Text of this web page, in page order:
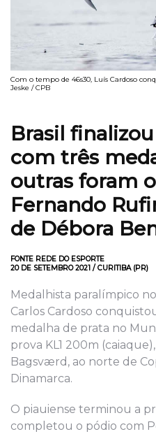
Com o tempo de 46s30, Luís Cardoso
Jeske / CPB
Brasil
com três
outras foram
Fernando
de Débora
FONTE REDE DO ESPORTE
20 DE SETEMBRO 2021 / CURITIBA (PR)
Medalhista paralímpico
Carlos Cardoso
medalha de prata no
prova KL1 200m
Bagsværd, ao norte de
Dinamarca.
O piauiense terminou a
completou o pódio com